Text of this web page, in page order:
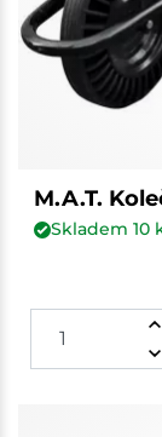
M.A.T.
Skladem 10